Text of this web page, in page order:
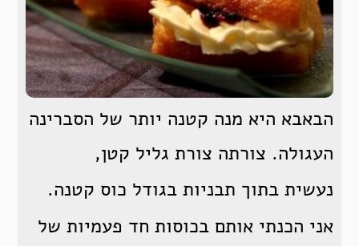
הבאבא היא מנה קטנה יותר של הסברינה
העגולה. צורתה צורת גליל קטן,
נעשית בתוך תבניות בגודל כוס קטנה.
אני הכנתי אותם בכוסות חד פעמיות של